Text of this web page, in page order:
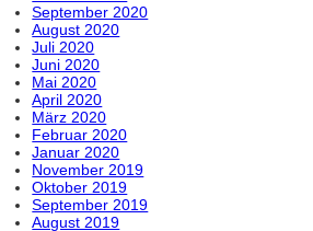
September 2020
August 2020
Juli 2020
Juni 2020
Mai 2020
April 2020
März 2020
Februar 2020
Januar 2020
November 2019
Oktober 2019
September 2019
August 2019